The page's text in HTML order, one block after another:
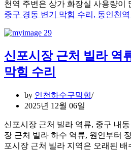
천역 주변은 상가 화장실 사용량이
중구 경동 변기 막힘 수리, 동인천
신포시장 근처 빌라 역
막힘 수리
by 인천하수구막힘
2025년 12월 06일
신포시장 근처 빌라 역류, 중구 내
장 근처 빌라 하수 역류, 원인부터
포시장 근처 빌라 지역은 오래된